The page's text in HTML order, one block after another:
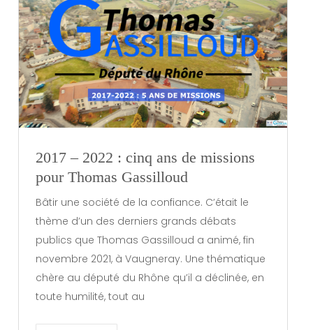
2017 – 2022 : cinq ans de missions
pour Thomas Gassilloud
Bâtir une société de la confiance. C’était le
thème d’un des derniers grands débats
publics que Thomas Gassilloud a animé, fin
novembre 2021, à Vaugneray. Une thématique
chère au député du Rhône qu’il a déclinée, en
toute humilité, tout au